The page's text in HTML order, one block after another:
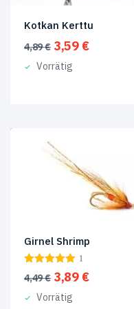
Kotkan Kerttu
4,89€ Ursprünglicher
Preis
war:
3,59 €Aktueller
Vorrätig
Girnel Shrimp
1
4,49€ Ursprünglicher
Preis
war:
3,89 €Aktueller
Vorrätig